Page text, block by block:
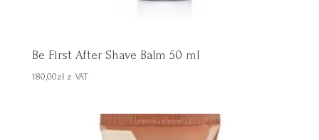
Be First After Shave Balm 50 ml
180,00zł z VAT